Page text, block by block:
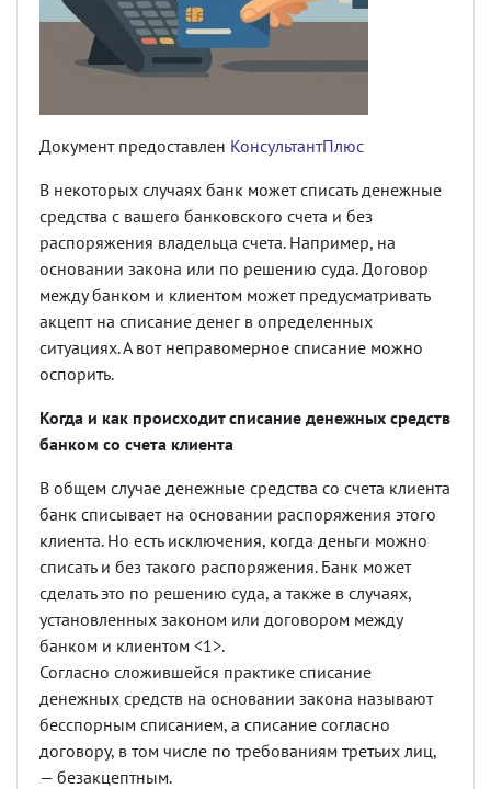
Документ предоставлен КонсультантПлюс
В некоторых случаях банк может списать денежные
средства с вашего банковского счета и без
распоряжения владельца счета. Например, на
основании закона или по решению суда. Договор
между банком и клиентом может предусматривать
акцепт на списание денег в определенных
ситуациях. А вот неправомерное списание можно
оспорить.
Когда и как происходит списание денежных средств
банком со счета клиента
В общем случае денежные средства со счета клиента
банк списывает на основании распоряжения этого
клиента. Но есть исключения, когда деньги можно
списать и без такого распоряжения. Банк может
сделать это по решению суда, а также в случаях,
установленных законом или договором между
банком и клиентом <1>.
Согласно сложившейся практике списание
денежных средств на основании закона называют
бесспорным списанием, а списание согласно
договору, в том числе по требованиям третьих лиц,
— безакцептным.